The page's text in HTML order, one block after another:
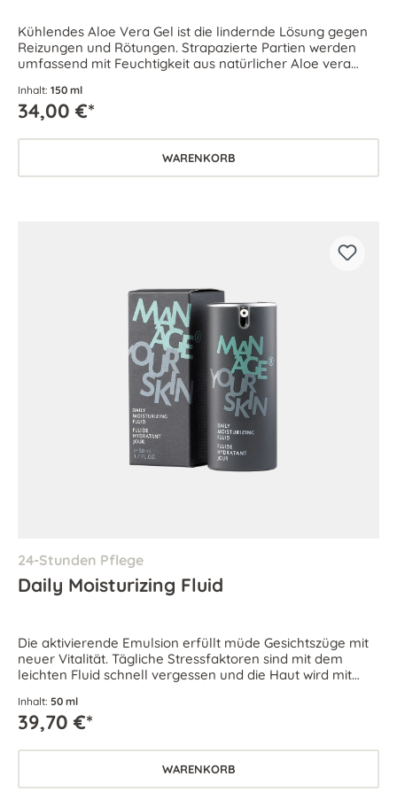
Kühlendes Aloe Vera Gel ist die lindernde Lösung gegen
Reizungen und Rötungen. Strapazierte Partien werden
umfassend mit Feuchtigkeit aus natürlicher Aloe vera
Inhalt: 150 ml
34,00 €*
WARENKORB
24-Stunden Pflege
Daily Moisturizing Fluid
Die aktivierende Emulsion erfüllt müde Gesichtszüge mit
neuer Vitalität. Tägliche Stressfaktoren sind mit dem
leichten Fluid schnell vergessen und die Haut wird mit
Inhalt: 50 ml
39,70 €*
WARENKORB